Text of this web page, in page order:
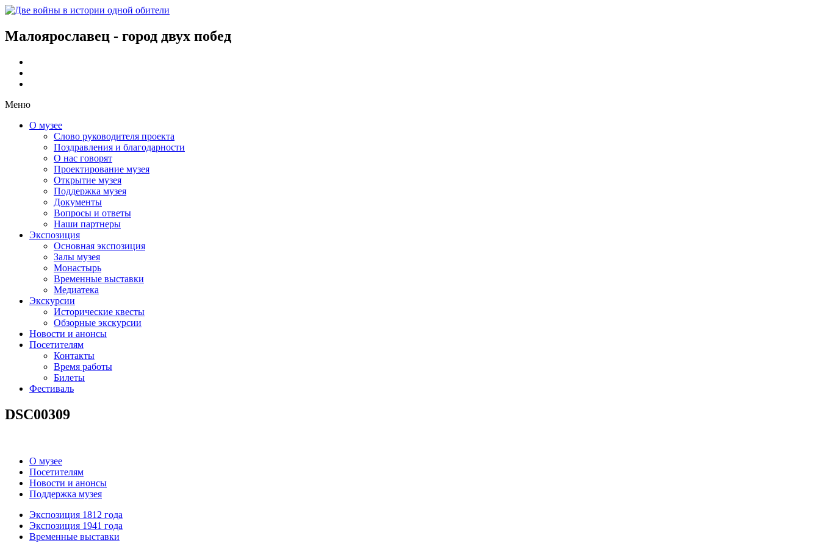
Малоярославец - город двух побед
Меню
О музее
Слово руководителя проекта
Поздравления и благодарности
О нас говорят
Проектирование музея
Открытие музея
Поддержка музея
Документы
Вопросы и ответы
Наши партнеры
Экспозиция
Основная экспозиция
Залы музея
Монастырь
Временные выставки
Медиатека
Экскурсии
Исторические квесты
Обзорные экскурсии
Новости и анонсы
Посетителям
Контакты
Время работы
Билеты
Фестиваль
DSC00309
О музее
Посетителям
Новости и анонсы
Поддержка музея
Экспозиция 1812 года
Экспозиция 1941 года
Временные выставки